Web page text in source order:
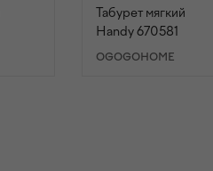
Табурет мягкий
Handy 670581
OGOGOHOME